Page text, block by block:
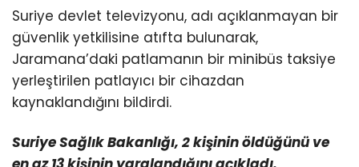
Suriye devlet televizyonu, adı açıklanmayan bir
güvenlik yetkilisine atıfta bulunarak,
Jaramana’daki patlamanın bir minibüs taksiye
yerleştirilen patlayıcı bir cihazdan
kaynaklandığını bildirdi.
Suriye Sağlık Bakanlığı, 2 kişinin öldüğünü ve